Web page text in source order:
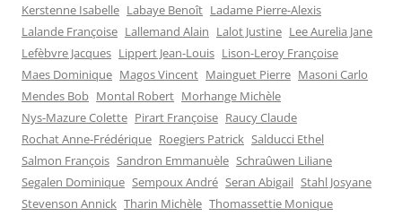
Kerstenne Isabelle Labaye Benoît Ladame Pierre-Alexis
Lalande Françoise Lallemand Alain Lalot Justine Lee Aurelia Jane
Lefèbvre Jacques Lippert Jean-Louis Lison-Leroy Françoise
Maes Dominique Magos Vincent Mainguet Pierre Masoni Carlo
Mendes Bob Montal Robert Morhange Michèle
Nys-Mazure Colette Pirart Françoise Raucy Claude
Rochat Anne-Frédérique Roegiers Patrick Salducci Ethel
Salmon François Sandron Emmanuèle Schraûwen Liliane
Segalen Dominique Sempoux André Seran Abigail Stahl Josyane
Stevenson Annick Tharin Michèle Thomassettie Monique